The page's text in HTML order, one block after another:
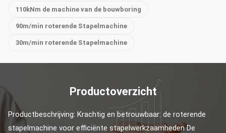
110kNm de machine van de bouwboring
90m/min roterende Stapelmachine
30m/min roterende Stapelmachine
Productoverzicht
Productbeschrijving: Krachtig en betrouwbaar: de roterende
stapelmachine voor efficiënte stapelwerkzaamheden De